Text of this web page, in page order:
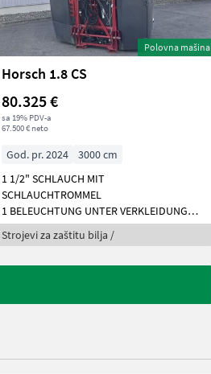
Polovna mašina
Horsch 1.8 CS
80.325 €
sa 19% PDV-a
67.500 € neto
God. pr. 2024
3000 cm
1 1/2" SCHLAUCH MIT
SCHLAUCHTROMMEL
1 BELEUCHTUNG UNTER VERKLEIDUNG
1 BO
Strojevi za zaštitu bilja /